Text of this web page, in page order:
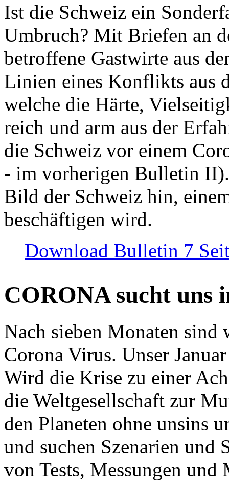
Ist die Schweiz ein
Umbruch? Mit Briefen an
betroffene Gastwirte aus
Linien eines Konflikts aus
welche die Härte,
reich und arm aus der
die Schweiz vor einem
- im vorherigen Bulletin
Bild der Schweiz hin,
beschäftigen wird.
Download Bulletin 7
CORONA sucht uns
Nach sieben Monaten
Corona Virus. Unser
Wird die Krise zu einer
die Weltgesellschaft zur
den Planeten ohne unsins
und suchen Szenarien und
von Tests, Messungen und